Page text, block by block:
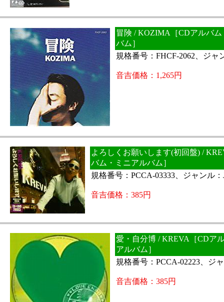
冒険 / KOZIMA［CDアルバ
バム］
規格番号：FHCF-2062、ジャ
音吉価格：1,265円
よろしくお願いします(初回盤) /
バム・ミニアルバム］
規格番号：PCCA-03333、ジャンル：
音吉価格：385円
愛・自分博 / KREVA［CDア
アルバム］
規格番号：PCCA-02223、ジ
音吉価格：385円